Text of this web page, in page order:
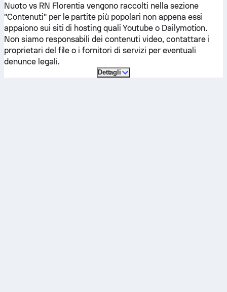
Nuotovs RN Florentia vengono raccolti nella sezione
"Contenuti" per le partite più popolari non appena essi
appaiono sui siti di hosting quali Youtube o Dailymotion.
Non siamo responsabili dei contenuti video, contattare i
proprietari del file o i fornitori di servizi per eventuali
denunce legali.
Dettagli